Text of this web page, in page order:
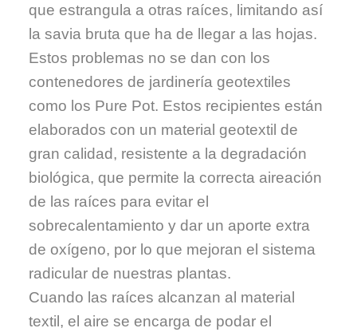
que estrangula a otras raíces, limitando así
la savia bruta que ha de llegar a las hojas.
Estos problemas no se dan con los
contenedores de jardinería geotextiles
como los Pure Pot. Estos recipientes están
elaborados con un material geotextil de
gran calidad, resistente a la degradación
biológica, que permite la correcta aireación
de las raíces para evitar el
sobrecalentamiento y dar un aporte extra
de oxígeno, por lo que mejoran el sistema
radicular de nuestras plantas.
Cuando las raíces alcanzan al material
textil, el aire se encarga de podar el